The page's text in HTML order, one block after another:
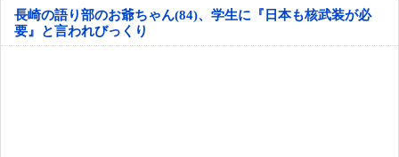
長崎の語り部のお爺ちゃん(84)、学生に『日本も核武装が必
要』と言われびっくり